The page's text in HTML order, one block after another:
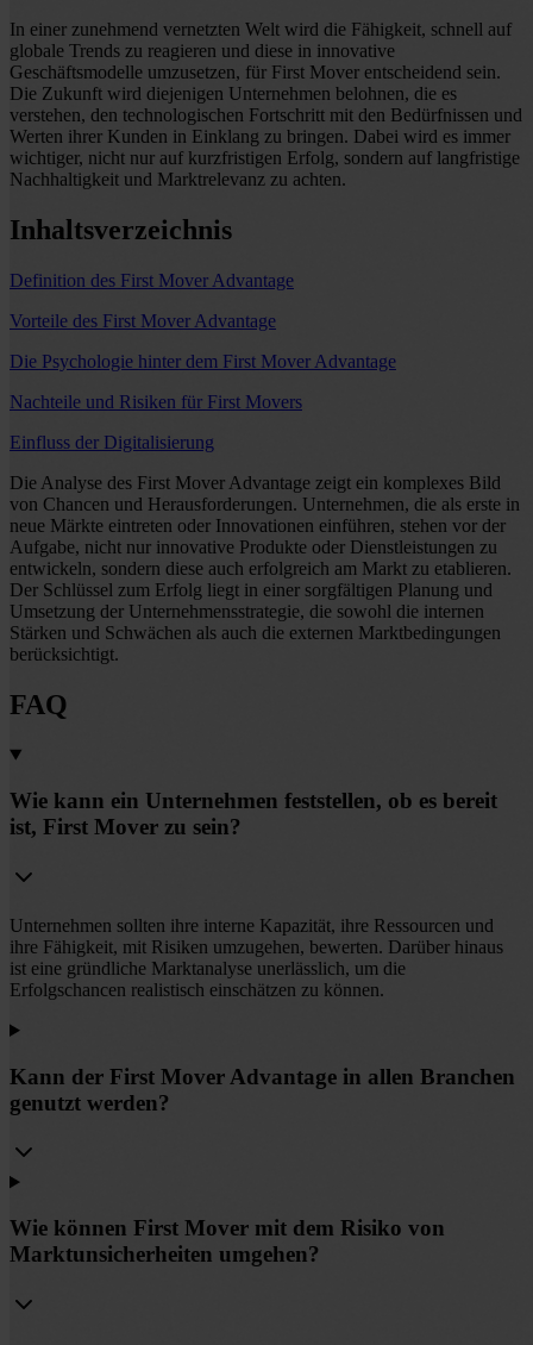
In einer zunehmend vernetzten Welt wird die Fähigkeit, schnell auf
globale Trends zu reagieren und diese in innovative
Geschäftsmodelle umzusetzen, für First Mover entscheidend sein.
Die Zukunft wird diejenigen Unternehmen belohnen, die es
verstehen, den technologischen Fortschritt mit den Bedürfnissen und
Werten ihrer Kunden in Einklang zu bringen. Dabei wird es immer
wichtiger, nicht nur auf kurzfristigen Erfolg, sondern auf langfristige
Nachhaltigkeit und Marktrelevanz zu achten.
Inhaltsverzeichnis
Definition des First Mover Advantage
Vorteile des First Mover Advantage
Die Psychologie hinter dem First Mover Advantage
Nachteile und Risiken für First Movers
Einfluss der Digitalisierung
Die Analyse des First Mover Advantage zeigt ein komplexes Bild
von Chancen und Herausforderungen. Unternehmen, die als erste in
neue Märkte eintreten oder Innovationen einführen, stehen vor der
Aufgabe, nicht nur innovative Produkte oder Dienstleistungen zu
entwickeln, sondern diese auch erfolgreich am Markt zu etablieren.
Der Schlüssel zum Erfolg liegt in einer sorgfältigen Planung und
Umsetzung der Unternehmensstrategie, die sowohl die internen
Stärken und Schwächen als auch die externen Marktbedingungen
berücksichtigt.
FAQ
Wie kann ein Unternehmen feststellen, ob es bereit
ist, First Mover zu sein?
Unternehmen sollten ihre interne Kapazität, ihre Ressourcen und
ihre Fähigkeit, mit Risiken umzugehen, bewerten. Darüber hinaus
ist eine gründliche Marktanalyse unerlässlich, um die
Erfolgschancen realistisch einschätzen zu können.
Kann der First Mover Advantage in allen Branchen
genutzt werden?
Wie können First Mover mit dem Risiko von
Marktunsicherheiten umgehen?